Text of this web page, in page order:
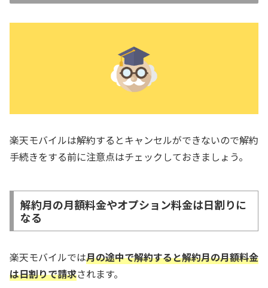
楽天モバイルは解約するとキャンセルができないので解約
手続きをする前に注意点はチェックしておきましょう。
解約月の月額料金やオプション料金は日割りに
なる
楽天モバイルでは月の途中で解約すると解約月の月額料金
は日割りで請求されます。